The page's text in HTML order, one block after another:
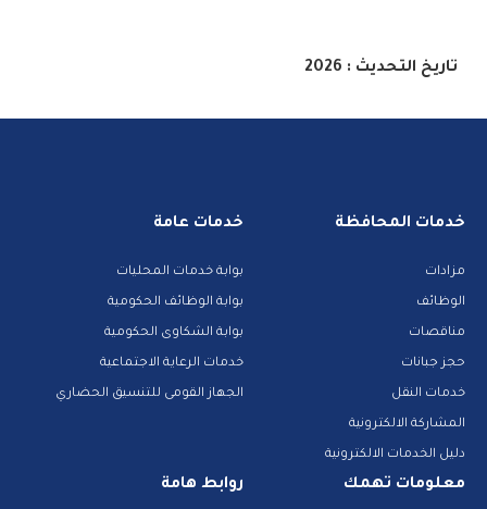
تاريخ التحديث : 2026
خدمات المحافظة
مزادات
الوظائف
مناقصات
حجز جبانات
خدمات النقل
المشاركة الالكترونية
دليل الخدمات الالكترونية
خدمات عامة
بوابة خدمات المحليات
بوابة الوظائف الحكومية
بوابة الشكاوى الحكومية
خدمات الرعاية الاجتماعية
الجهاز القومى للتنسيق الحضاري
معلومات تهمك روابط هامة